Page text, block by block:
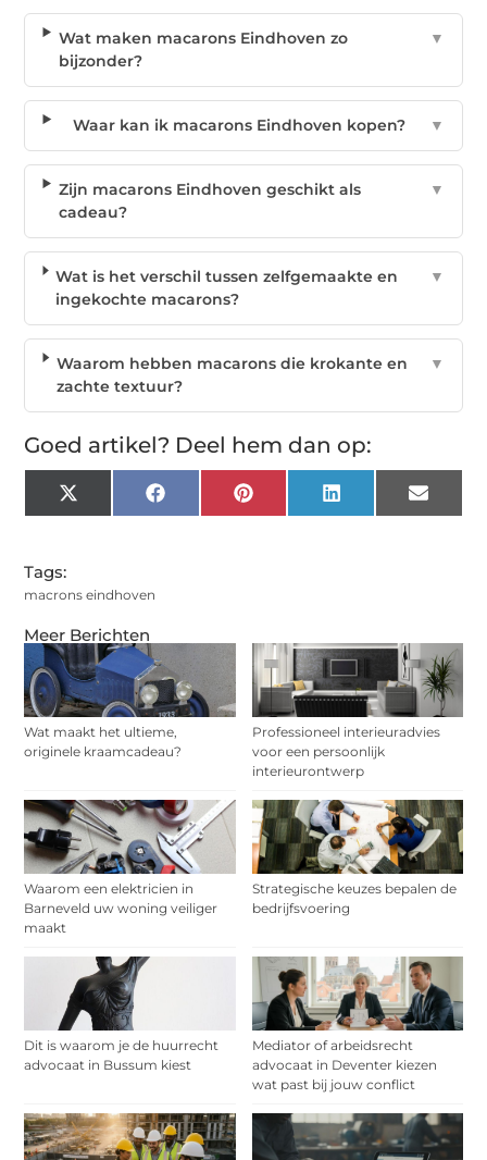
Meer Berichten
Wat maakt het ultieme,
originele kraamcadeau?
Professioneel interieuradvies
voor een persoonlijk
interieurontwerp
Waarom een elektricien in
Barneveld uw woning veiliger
maakt
Strategische keuzes bepalen de
bedrijfsvoering
Dit is waarom je de huurrecht
advocaat in Bussum kiest
Mediator of arbeidsrecht
advocaat in Deventer kiezen
wat past bij jouw conflict
Wat maken macarons Eindhoven zo
bijzonder?
▼
Waar kan ik macarons Eindhoven kopen? ▼
Zijn macarons Eindhoven geschikt als
cadeau?
▼
Wat is het verschil tussen zelfgemaakte en
ingekochte macarons?
▼
Waarom hebben macarons die krokante en
zachte textuur?
▼
Goed artikel? Deel hem dan op:
X
(Twitter)
Facebook Pinterest LinkedIn Email
Tags:
macrons eindhoven